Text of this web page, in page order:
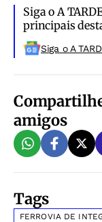
Siga o A
principais
Siga o A
amigos
Tags
FERROVIA DE